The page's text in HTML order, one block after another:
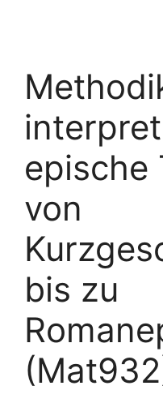
epische
von
bis zu